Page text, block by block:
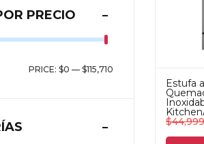
PRECIO
PRICE: $0 — $115,710
Estufa
$